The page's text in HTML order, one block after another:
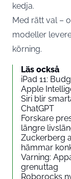
kedja.
Med rätt val –
modeller
körning.
Läs också
iPad 11:
Apple
Siri blir
ChatGPT
Forskare
längre
Zuckerberg
hämmar
Varning:
grenuttag
Roborocks